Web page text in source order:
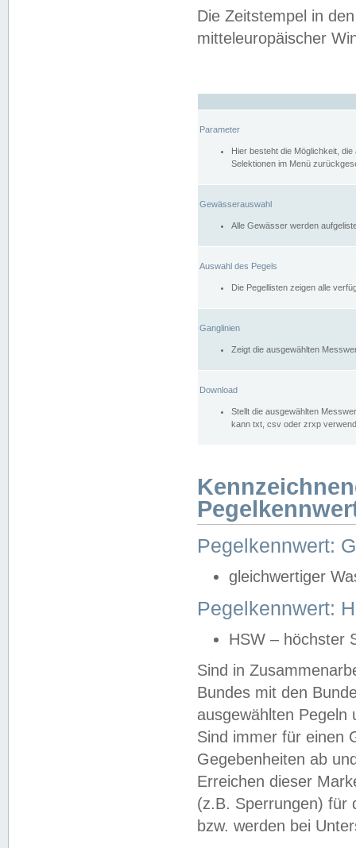
Die Zeitstempel in
mitteleuropäischer
Parameter
Hier besteht die Möglichkeit,
Selektionen im Menü
Gewässerauswahl
Alle Gewässer werden
Auswahl des Pegels
Die Pegellisten zeigen alle
Ganglinien
Zeigt die ausgewählten
Download
Stellt die ausgewählten
kann txt, csv oder zrxp
Pegelkennwert:
gleichwertiger
Pegelkennwert:
HSW – höchster
Sind in
Bundes mit den
ausgewählten
Sind immer für einen
Gegebenheiten ab
Erreichen dieser
(z.B. Sperrungen) für
bzw. werden bei